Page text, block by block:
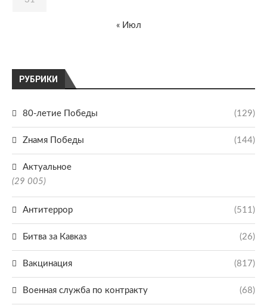
РУБРИКИ
80-летие Победы (129)
Zнамя Победы (144)
Актуальное
(29 005)
Антитеррор (511)
Битва за Кавказ (26)
Вакцинация (817)
Военная служба по контракту (68)
« Июл